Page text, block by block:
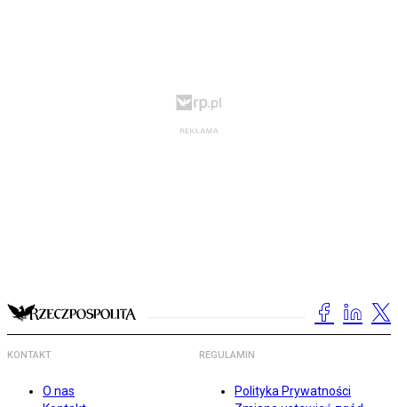
KONTAKT
O nas
REGULAMIN
Polityka Prywatności